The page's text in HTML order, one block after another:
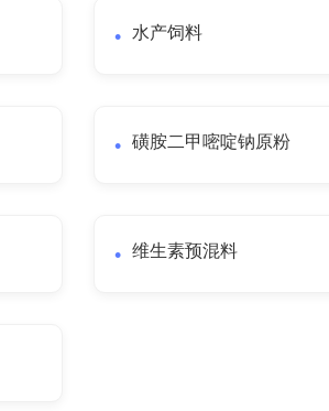
水产饲料
磺胺二甲嘧啶钠原粉
维生素预混料